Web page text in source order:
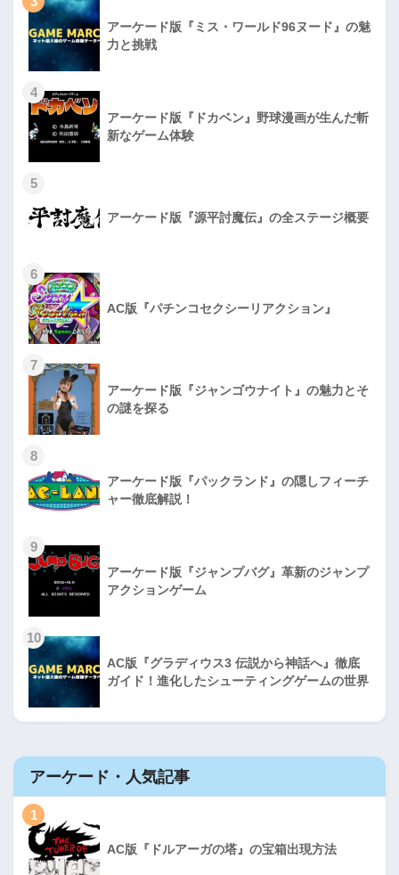
アーケード版『ミス・ワールド96ヌード』の魅
力と挑戦
4
アーケード版『ドカベン』野球漫画が生んだ斬
新なゲーム体験
5
アーケード版『源平討魔伝』の全ステージ概要
6
AC版『パチンコセクシーリアクション』
7
アーケード版『ジャンゴウナイト』の魅力とそ
の謎を探る
8
アーケード版『パックランド』の隠しフィーチ
ャー徹底解説！
9
アーケード版『ジャンプバグ』革新のジャンプ
アクションゲーム
10
AC版『グラディウス3 伝説から神話へ』徹底
ガイド！進化したシューティングゲームの世界
アーケード・人気記事
1
AC版『ドルアーガの塔』の宝箱出現方法